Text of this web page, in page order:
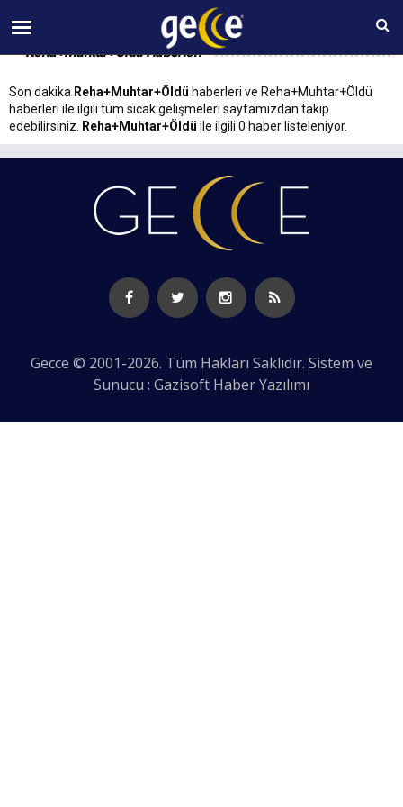
09 AĞUSTOS Pazar 13:56
Reha+Muhtar+Öldü Haberleri
Son dakika Reha+Muhtar+Öldü haberleri ve Reha+Muhtar+Öldü
haberleri ile ilgili tüm sıcak gelişmeleri sayfamızdan takip
edebilirsiniz.
Reha+Muhtar+Öldü ile ilgili 0 haber listeleniyor.
Gecce © 2001-2026. Tüm Hakları Saklıdır. Sistem ve
Sunucu : Gazisoft Haber Yazılımı